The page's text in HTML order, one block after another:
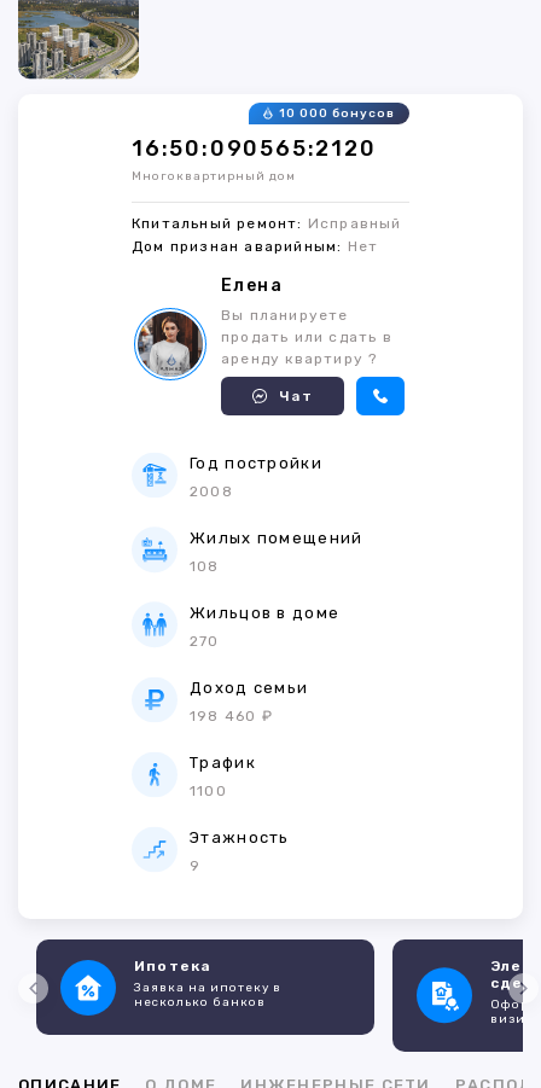
16:50:090565:2120
10 000 бонусов
Многоквартирный дом
Кпитальный ремонт: Исправный
Дом признан аварийным: Нет
Елена
Вы планируете
продать или сдать в
аренду квартиру ?
Чат
Год постройки
2008
Жилых помещений
108
Жильцов в доме
270
Доход семьи
198 460 ₽
Трафик
1100
Этажность
9
Ипотека
Заявка на ипотеку в
несколько банков